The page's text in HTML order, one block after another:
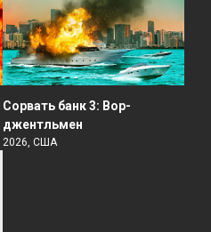
Сорвать банк 3: Вор-
джентльмен
2026, США